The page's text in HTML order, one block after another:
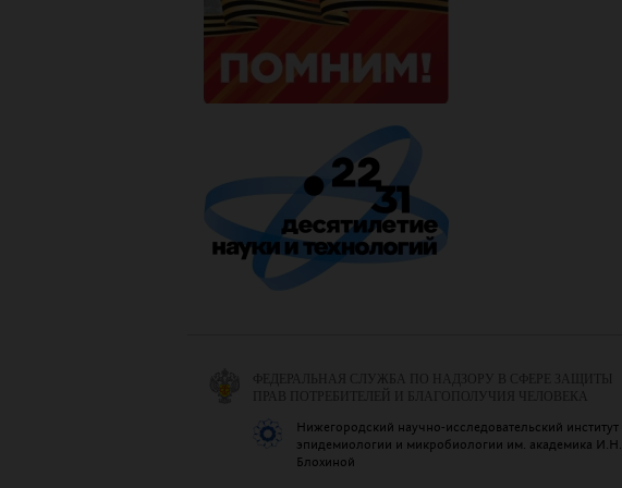
ФЕДЕРАЛЬНАЯ СЛУЖБА ПО НАДЗОРУ В СФЕРЕ ЗАЩИТЫ
ПРАВ ПОТРЕБИТЕЛЕЙ И БЛАГОПОЛУЧИЯ ЧЕЛОВЕКА
Нижегородский научно-исследовательский институт
эпидемиологии и микробиологии им. академика И.Н.
Блохиной